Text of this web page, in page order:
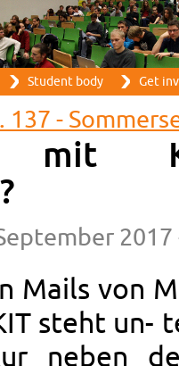
Stu­dent body Get
137 -
mit
2017
Mails von
steht un-
neben